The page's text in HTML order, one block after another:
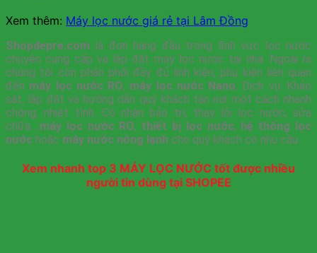
Xem thêm: Máy lọc nước giá rẻ tại Lâm Đồng
Shopdepre.com là đơn hàng đầu trong lĩnh vực lọc nước
chuyên cung cấp và lắp đặt máy lọc nước tại nhà. Ngoài ra
chúng tôi còn phân phối đầy đủ linh kiện, phụ kiện liên quan
đến máy lọc nước RO, máy lọc nước Nano, Dịch vụ: Khảo
sát, lắp đặt và hướng dẫn quý khách tận nơi một cách nhanh
chóng, nhiệt tình. Có nhận bảo trì, thay lõi lọc nước, sửa
chữa….máy lọc nước RO, thiết bị lọc nước, hệ thống lọc
nước hoặc máy nước nóng lạnh cho quý khách có nhu cầu.
Xem nhanh top 3 MÁY LỌC NƯỚC tốt được nhiều
người tin dùng tại SHOPEE